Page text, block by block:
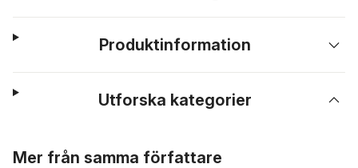
Produktinformation
Utforska kategorier
Mer från samma författare